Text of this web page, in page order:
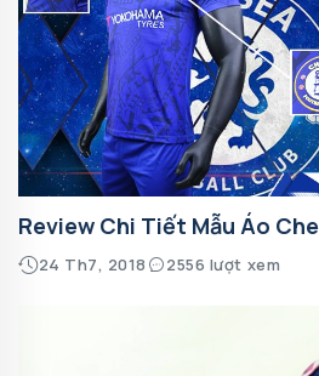
Review Chi Tiết Mẫu Áo
24 Th7, 2018 2556 lượt xem